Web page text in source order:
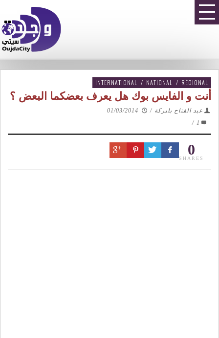
INTERNATIONAL / NATIONAL / RÉGIONAL
أنت و الفايس بوك هل يعرف بعضكما البعض ؟
عبد الفتاح بلبركة /
01/03/2014
1
/
0
SHARES